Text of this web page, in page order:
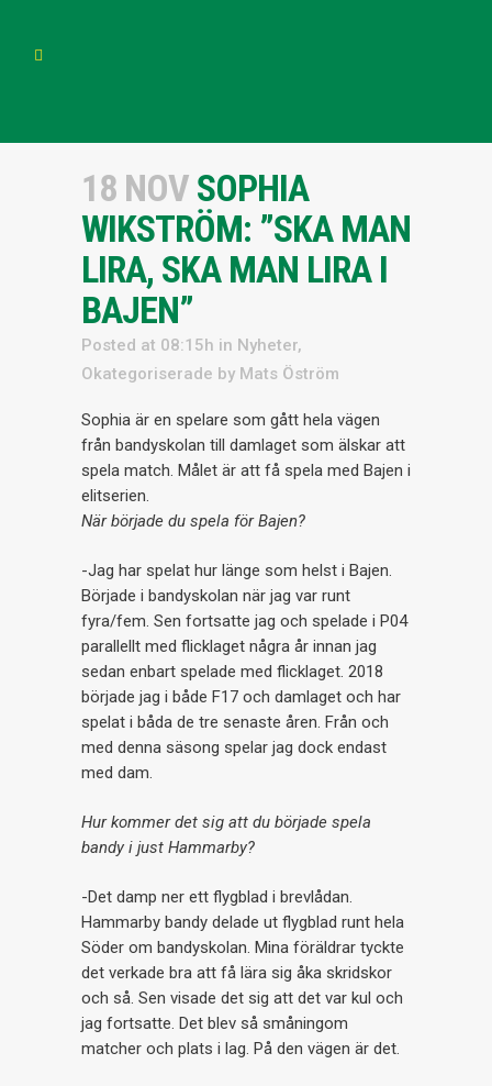
18 NOV SOPHIA
WIKSTRÖM: ”SKA MAN
LIRA, SKA MAN LIRA I
BAJEN”
Posted at 08:15h in Nyheter,
Okategoriserade by Mats Öström
Sophia är en spelare som gått hela vägen
från bandyskolan till damlaget som älskar att
spela match. Målet är att få spela med Bajen i
elitserien.
När började du spela för Bajen?
-Jag har spelat hur länge som helst i Bajen.
Började i bandyskolan när jag var runt
fyra/fem. Sen fortsatte jag och spelade i P04
parallellt med flicklaget några år innan jag
sedan enbart spelade med flicklaget. 2018
började jag i både F17 och damlaget och har
spelat i båda de tre senaste åren. Från och
med denna säsong spelar jag dock endast
med dam.
Hur kommer det sig att du började spela
bandy i just Hammarby?
-Det damp ner ett flygblad i brevlådan.
Hammarby bandy delade ut flygblad runt hela
Söder om bandyskolan. Mina föräldrar tyckte
det verkade bra att få lära sig åka skridskor
och så. Sen visade det sig att det var kul och
jag fortsatte. Det blev så småningom
matcher och plats i lag. På den vägen är det.